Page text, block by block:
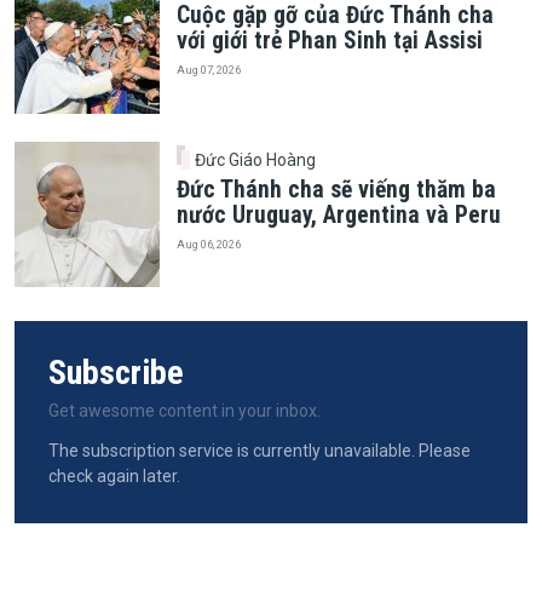
Cuộc gặp gỡ của Đức Thánh cha
với giới trẻ Phan Sinh tại Assisi
Aug 07, 2026
Đức Giáo Hoàng
Đức Thánh cha sẽ viếng thăm ba
nước Uruguay, Argentina và Peru
Aug 06, 2026
Subscribe
Get awesome content in your inbox.
The subscription service is currently unavailable. Please
check again later.